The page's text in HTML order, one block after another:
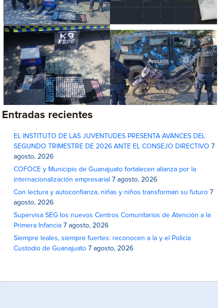
Entradas recientes
EL INSTITUTO DE LAS JUVENTUDES PRESENTA AVANCES DEL
SEGUNDO TRIMESTRE DE 2026 ANTE EL CONSEJO DIRECTIVO 7
agosto, 2026
COFOCE y Municipio de Guanajuato fortalecen alianza por la
internacionalización empresarial 7 agosto, 2026
Con lectura y autoconfianza, niñas y niños transforman su futuro 7
agosto, 2026
Supervisa SEG los nuevos Centros Comunitarios de Atención a la
Primera Infancia 7 agosto, 2026
Siempre leales, siempre fuertes: reconocen a la y el Policía
Custodio de Guanajuato 7 agosto, 2026